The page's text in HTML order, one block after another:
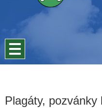
Plagáty, pozvánky